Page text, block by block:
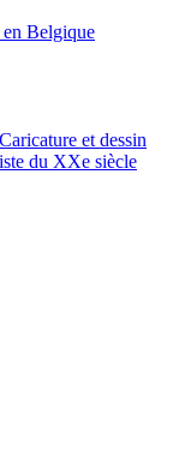
en Belgique
et dessin
du XXe siècle